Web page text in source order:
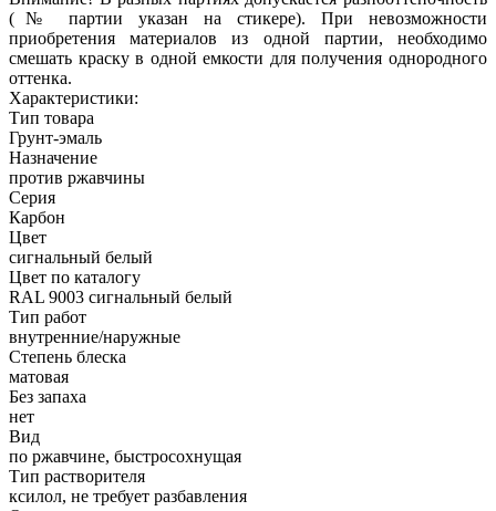
(№ партии указан на стикере). При невозможности
приобретения материалов из одной партии, необходимо
смешать краску в одной емкости для получения однородного
оттенка.
Характеристики:
Тип товара
Грунт-эмаль
Назначение
против ржавчины
Серия
Карбон
Цвет
сигнальный белый
Цвет по каталогу
RAL 9003 сигнальный белый
Тип работ
внутренние/наружные
Степень блеска
матовая
Без запаха
нет
Вид
по ржавчине, быстросохнущая
Тип растворителя
ксилол, не требует разбавления